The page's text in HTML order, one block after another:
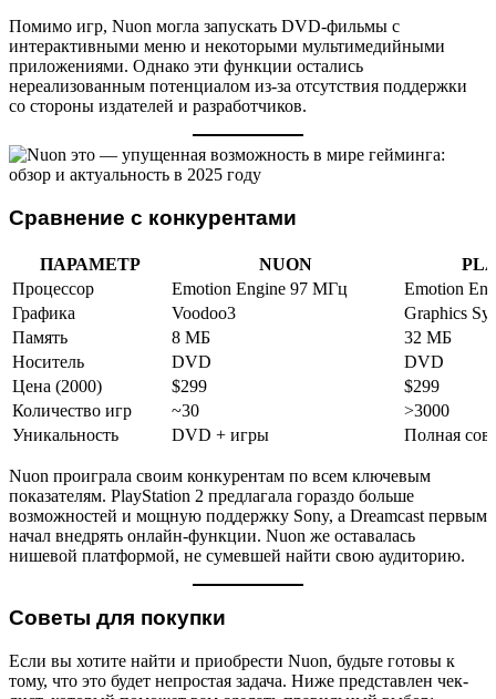
Помимо игр, Nuon могла запускать DVD-фильмы с
интерактивными меню и некоторыми мультимедийными
приложениями. Однако эти функции остались
нереализованным потенциалом из-за отсутствия поддержки
со стороны издателей и разработчиков.
Сравнение с конкурентами
ПАРАМЕТР NUON
Процессор
Emotion Engine 97 МГц
Emotion
Графика
Voodoo3
Graphics
Память
8 МБ
32 МБ
Носитель
DVD
DVD
Цена (2000)
$299
$299
Количество игр
~30
>3000
Уникальность
DVD + игры Полная
Nuon проиграла своим конкурентам по всем ключевым
показателям. PlayStation 2 предлагала гораздо больше
возможностей и мощную поддержку Sony, а Dreamcast первым
начал внедрять онлайн-функции. Nuon же оставалась
нишевой платформой, не сумевшей найти свою аудиторию.
Советы для покупки
Если вы хотите найти и приобрести Nuon, будьте готовы к
тому, что это будет непростая задача. Ниже представлен чек-